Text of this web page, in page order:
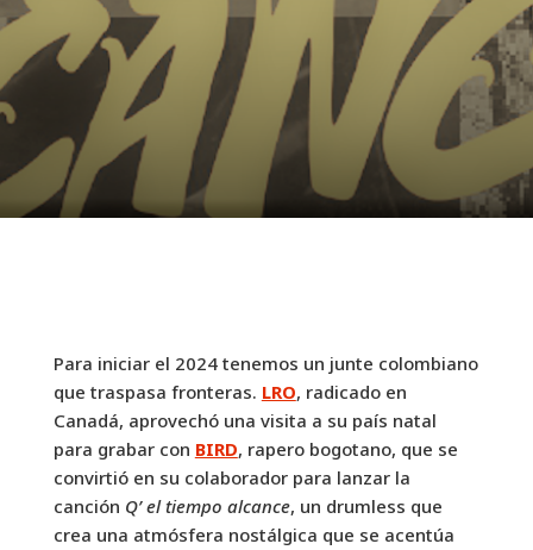
Para iniciar el 2024 tenemos un junte colombiano
que traspasa fronteras. LRO, radicado en
Canadá, aprovechó una visita a su país natal
para grabar con BIRD, rapero bogotano, que se
convirtió en su colaborador para lanzar la
canción Q’ el tiempo alcance, un drumless que
crea una atmósfera nostálgica que se acentúa